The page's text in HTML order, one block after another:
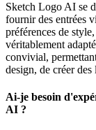
Sketch Logo AI se
fournir des entrées
préférences de
véritablement
convivial,
design, de créer
Ai-je besoin
AI ?